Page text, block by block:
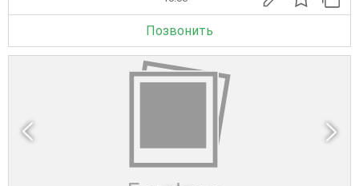
Позвонить